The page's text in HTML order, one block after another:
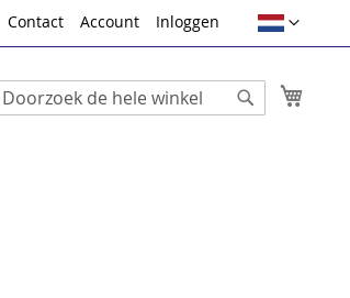
Taal
Contact Account Inloggen